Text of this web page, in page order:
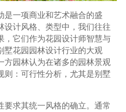
是一项商业和艺术融合的盛
设计风格、类型中，我们往往
，它们作为花园设计师智慧与
墅花园园林设计行业的大观
方园林认为在诸多的园林景观
则：可行性分析，尤其是别墅
要求其统一风格的确立。通常